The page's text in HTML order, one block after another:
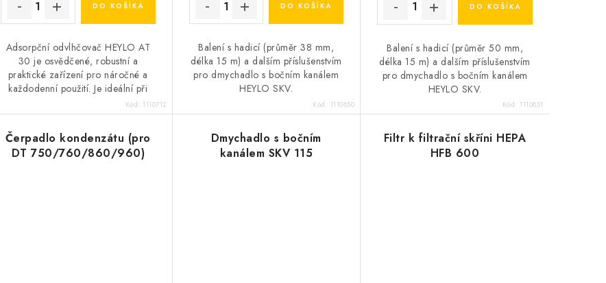
DO KOŠÍKA
Adsorpční odvlhčovač HEYLO AT
30 je osvědčené, robustní a
praktické zařízení pro náročné a
každodenní použití. Je ideální při
odstraňování škod způsobených
vodou a v průmyslovém...
Kód: 1110712
DO KOŠÍKA
Balení s hadicí (průměr 38 mm,
délka 15 m) a dalším příslušenstvím
pro dmychadlo s bočním kanálem
HEYLO SKV.
Kód: 1110850
DO KOŠÍKA
Balení s hadicí (průměr 50 mm,
délka 15 m) a dalším příslušenstvím
pro dmychadlo s bočním kanálem
HEYLO SKV.
Kód: 1110851
Čerpadlo kondenzátu (pro
DT 750/760/860/960)
Dmychadlo s bočním
kanálem SKV 115
Filtr k filtrační skříni HEPA
HFB 600